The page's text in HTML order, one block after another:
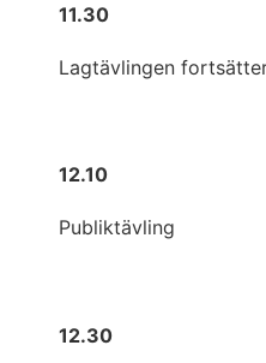
11.30
Lagtävlingen
12.10
Publiktävling
12.30